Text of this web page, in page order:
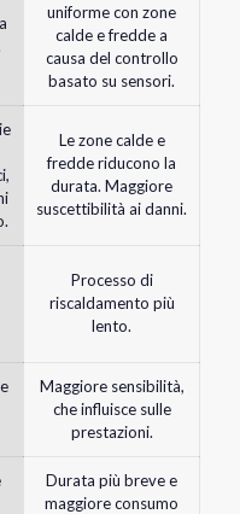
uniforme con zone
calde e fredde a
causa del controllo
basato su sensori.
Le zone calde e
fredde riducono la
durata. Maggiore
suscettibilità ai danni.
Processo di
riscaldamento più
lento.
Maggiore sensibilità,
che influisce sulle
prestazioni.
Durata più breve e
maggiore consumo